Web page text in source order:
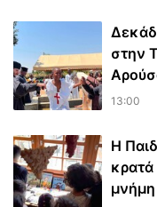
στην
13:00
Η
μνήμη